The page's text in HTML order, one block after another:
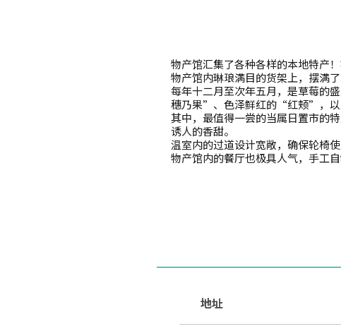
物产馆汇集了各种各样的本地特产
物产馆内琳琅满目的货架上，摆满
每年十二月至次年五月，是草莓的
穗乃果”、色泽鲜红的“红颊”，以
其中，最值得一尝的当属日置市的
诱人的香甜。
温室内的过道设计宽敞，确保轮椅
物产馆内的餐厅也极具人气，手工
地址